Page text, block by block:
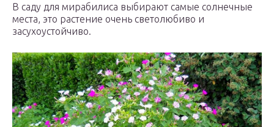
В саду для мирабилиса выбирают самые солнечные
места, это растение очень светолюбиво и
засухоустойчиво.